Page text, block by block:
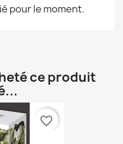
pour le moment.
ce produit
favorite_border